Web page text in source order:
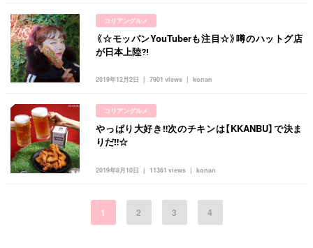
コリアングルメ
2019年12月2日 konan
7901 views
《☆モッパンYouTuberも注目☆》噂のハットグ店
が日本上陸⁈
コリアングルメ
2019年8月10日 konan
11361 views
やっぱり大好き‼︎次のチキンは【KKANBU】で決ま
りだ‼︎☆
1 2 3 4